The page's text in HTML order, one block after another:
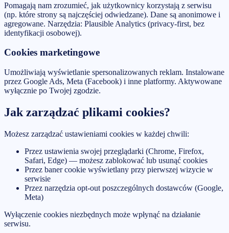
Pomagają nam zrozumieć, jak użytkownicy korzystają z serwisu
(np. które strony są najczęściej odwiedzane). Dane są anonimowe i
agregowane. Narzędzia: Plausible Analytics (privacy-first, bez
identyfikacji osobowej).
Cookies marketingowe
Umożliwiają wyświetlanie spersonalizowanych reklam. Instalowane
przez Google Ads, Meta (Facebook) i inne platformy. Aktywowane
wyłącznie po Twojej zgodzie.
Jak zarządzać plikami cookies?
Możesz zarządzać ustawieniami cookies w każdej chwili:
Przez ustawienia swojej przeglądarki (Chrome, Firefox,
Safari, Edge) — możesz zablokować lub usunąć cookies
Przez baner cookie wyświetlany przy pierwszej wizycie w
serwisie
Przez narzędzia opt-out poszczególnych dostawców (Google,
Meta)
Wyłączenie cookies niezbędnych może wpłynąć na działanie
serwisu.